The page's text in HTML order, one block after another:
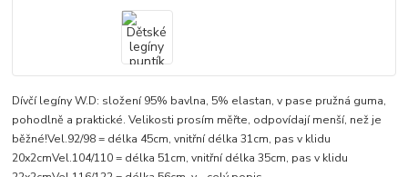
Dívčí legíny W.D: složení 95% bavlna, 5% elastan, v pase pružná guma,
pohodlně a praktické. Velikosti prosím měřte, odpovídají menší, než je
běžné!Vel.92/98 = délka 45cm, vnitřní délka 31cm, pas v klidu
20x2cmVel.104/110 = délka 51cm, vnitřní délka 35cm, pas v klidu